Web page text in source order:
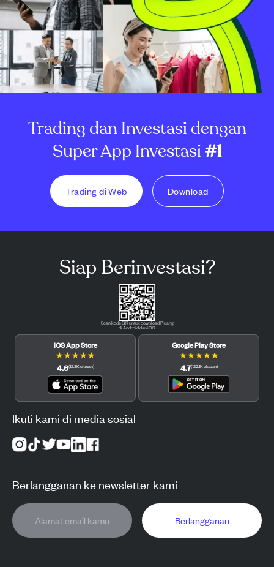
Trading dan Investasi dengan
Super App Investasi#1
Trading di Web Download
Siap Berinvestasi?
Scan kode QR untuk download Pluang
di Android dan iOS.
iOS App Store
★★★★★
4.6(12.3Kulasan)
Google Play Store
★★★★★
4.7(122.1Kulasan)
Ikuti kami di media sosial
Berlangganan ke newsletter kami
Berlangganan